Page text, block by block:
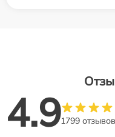
4.91799 отзывов